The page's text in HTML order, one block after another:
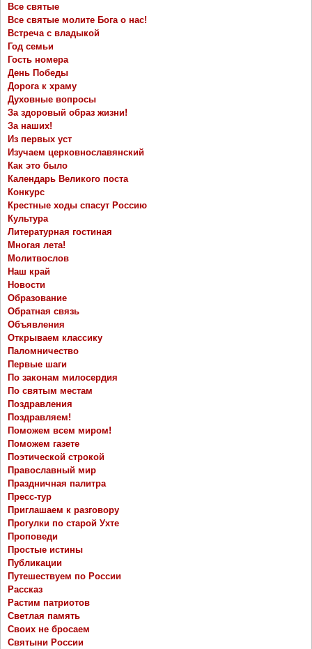
Все святые
Все святые молите Бога о нас!
Встреча с владыкой
Год семьи
Гость номера
День Победы
Дорога к храму
Духовные вопросы
За здоровый образ жизни!
За наших!
Из первых уст
Изучаем церковнославянский
Как это было
Календарь Великого поста
Конкурс
Крестные ходы спасут Россию
Культура
Литературная гостиная
Многая лета!
Молитвослов
Наш край
Новости
Образование
Обратная связь
Объявления
Открываем классику
Паломничество
Первые шаги
По законам милосердия
По святым местам
Поздравления
Поздравляем!
Поможем всем миром!
Поможем газете
Поэтической строкой
Православный мир
Праздничная палитра
Пресс-тур
Приглашаем к разговору
Прогулки по старой Ухте
Проповеди
Простые истины
Публикации
Путешествуем по России
Рассказ
Растим патриотов
Светлая память
Своих не бросаем
Святыни России